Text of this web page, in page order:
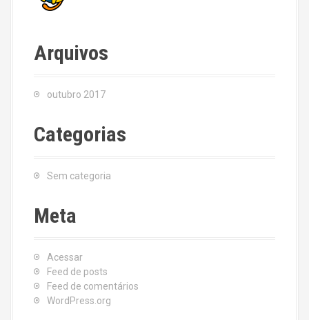
Arquivos
outubro 2017
Categorias
Sem categoria
Meta
Acessar
Feed de posts
Feed de comentários
WordPress.org